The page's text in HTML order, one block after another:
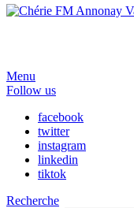
Menu
Follow us
facebook
twitter
instagram
linkedin
tiktok
Recherche